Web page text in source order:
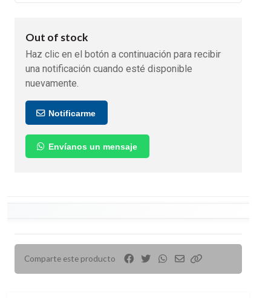
Out of stock
Haz clic en el botón a continuación para recibir
una notificación cuando esté disponible
nuevamente.
Notificarme
Envíanos un mensaje
Comparte este producto